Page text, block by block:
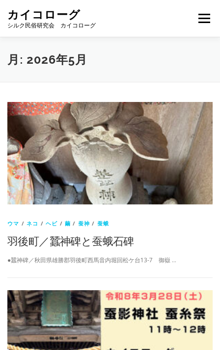
カイコローグ
シルク民俗研究会 カイコローグ
メニュー
カイコローグの歩み
月: 2026年5月
ウマ /ネコ /ヘビ /繭 / 蚕神 / 蚕蛾
羽後町／蠶神碑と蚕蛾石碑
●蠶神碑／秋田県雄勝郡羽後町西馬音内堀回松ケ台13-7 御嶽 …